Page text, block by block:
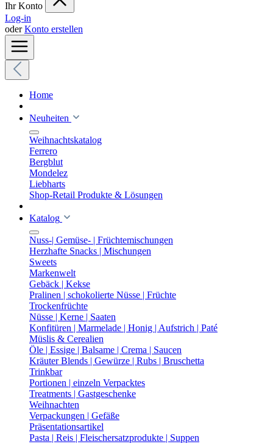
Ihr Konto
Log-in
oderKonto erstellen
Home
Neuheiten
Weihnachtskatalog
Ferrero
Bergblut
Mondelez
Liebharts
Shop-Retail Produkte & Lösungen
Katalog
Nuss-| Gemüse- | Früchtemischungen
Herzhafte Snacks | Mischungen
Sweets
Markenwelt
Gebäck | Kekse
Pralinen | schokolierte Nüsse | Früchte
Trockenfrüchte
Nüsse | Kerne | Saaten
Konfitüren | Marmelade | Honig | Aufstrich | Paté
Müslis & Cerealien
Öle | Essige | Balsame | Crema | Saucen
Kräuter Blends | Gewürze | Rubs | Bruschetta
Trinkbar
Portionen | einzeln Verpacktes
Treatments | Gastgeschenke
Weihnachten
Verpackungen | Gefäße
Präsentationsartikel
Pasta | Reis | Fleischersatzprodukte | Suppen